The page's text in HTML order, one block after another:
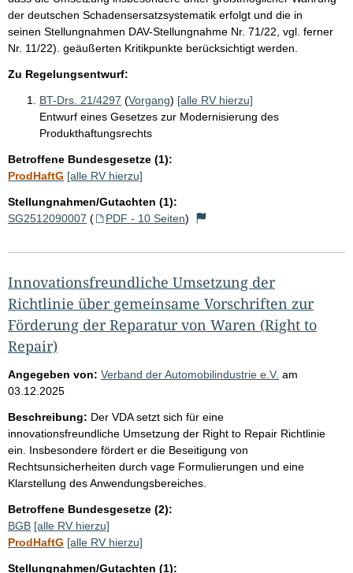
der deutschen Schadensersatzsystematik erfolgt und die in
seinen Stellungnahmen DAV-Stellungnahme Nr. 71/22, vgl. ferner
Nr. 11/22). geäußerten Kritikpunkte berücksichtigt werden.
Zu Regelungsentwurf:
BT-Drs. 21/4297 (Vorgang) [alle RV hierzu]
Entwurf eines Gesetzes zur Modernisierung des
Produkthaftungsrechts
Betroffene Bundesgesetze (1):
ProdHaftG [alle RV hierzu]
Stellungnahmen/Gutachten (1):
SG2512090007 ( PDF - 10 Seiten)
Innovationsfreundliche Umsetzung der
Richtlinie über gemeinsame Vorschriften zur
Förderung der Reparatur von Waren (Right to
Repair)
Angegeben von: Verband der Automobilindustrie e.V. am
03.12.2025
Beschreibung: Der VDA setzt sich für eine
innovationsfreundliche Umsetzung der Right to Repair Richtlinie
ein. Insbesondere fördert er die Beseitigung von
Rechtsunsicherheiten durch vage Formulierungen und eine
Klarstellung des Anwendungsbereiches.
Betroffene Bundesgesetze (2):
BGB [alle RV hierzu]
ProdHaftG [alle RV hierzu]
Stellungnahmen/Gutachten (1):